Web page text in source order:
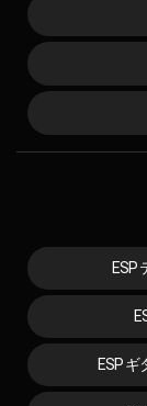
ESP
ESP